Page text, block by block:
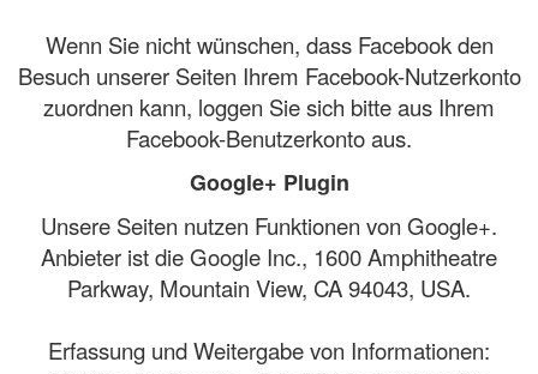
Wenn Sie nicht wünschen, dass Facebook den
Besuch unserer Seiten Ihrem Facebook-Nutzerkonto
zuordnen kann, loggen Sie sich bitte aus Ihrem
Facebook-Benutzerkonto aus.
Google+ Plugin
Unsere Seiten nutzen Funktionen von Google+.
Anbieter ist die Google Inc., 1600 Amphitheatre
Parkway, Mountain View, CA 94043, USA.
Erfassung und Weitergabe von Informationen: